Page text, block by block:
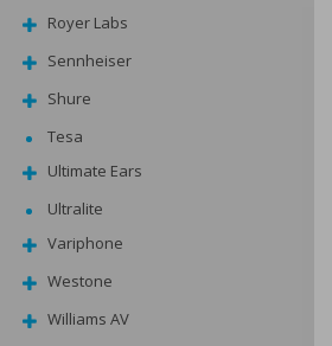
Royer Labs
Sennheiser
Shure
Tesa
Ultimate Ears
Ultralite
Variphone
Westone
Williams AV